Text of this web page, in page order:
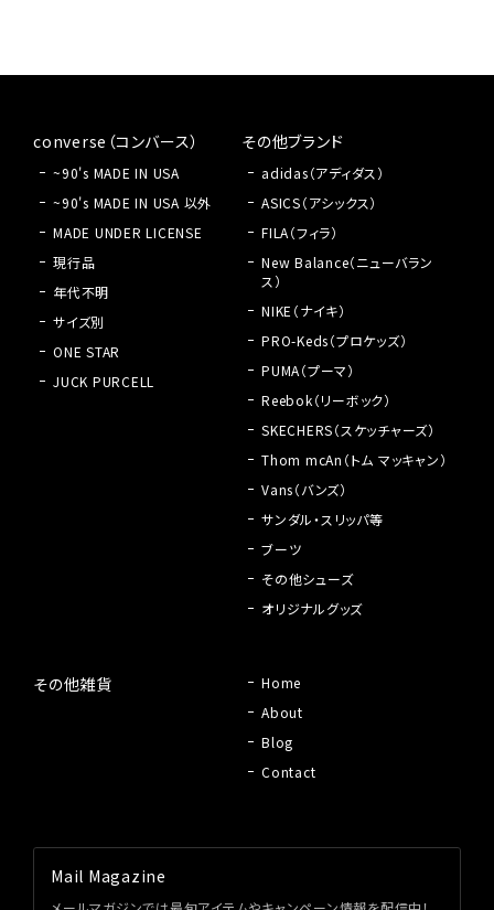
converse（コンバース）
~90's MADE IN USA
~90's MADE IN USA 以外
MADE UNDER LICENSE
現行品
年代不明
サイズ別
ONE STAR
JUCK PURCELL
その他ブランド
adidas（アディダス）
ASICS（アシックス）
FILA（フィラ）
New Balance（ニューバラン
ス）
NIKE（ナイキ）
PRO-Keds（プロケッズ）
PUMA（プーマ）
Reebok（リーボック）
SKECHERS（スケッチャーズ）
Thom mcAn（トム マッキャン）
Vans（バンズ）
サンダル・スリッパ等
ブーツ
その他シューズ
オリジナルグッズ
その他雑貨
Home
About
Blog
Contact
Mail Magazine